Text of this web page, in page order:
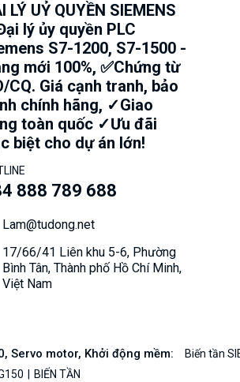
LÝ UỶ QUYỀN SIEMENS
lý ủy quyền PLC
S7-1200, S7-1500 -
mới 100%, ✅Chứng từ
CQ. Giá cạnh tranh, bảo
chính hãng, ✓Giao
toàn quốc ✓Ưu đãi
biệt cho dự án lớn!
888 789 688
Lam@tudong.net
17/66/41 Liên khu 5-6, Phường
Bình Tân, Thành phố Hồ Chí Minh,
Việt Nam
Servo motor, Khởi động mềm: Biến tần
BIẾN TẦN